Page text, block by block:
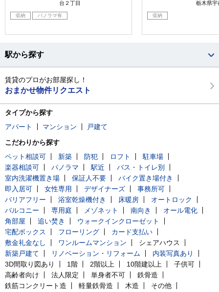
台２丁目
収納 パノラマ有
栃木県宇
収納
駅から探す
賃貸のプロがお部屋探し！
おまかせ物件リクエスト
タイプから探す
アパート
マンション
戸建て
こだわりから探す
ペット相談可
新築 防犯 ロフト
駐車場
楽器相談可
パノラマ 駅近
バス・トイレ別
室内洗濯機置き場
保証人不要
バイク置き場付き
即入居可
女性専用 デザイナーズ
事務所可
バリアフリー
浴室乾燥機付き 床暖房
オートロック
バルコニー
専用庭 メゾネット 南向き
オール電化
角部屋
追い焚き
ウォークインクローゼット
宅配ボックス
フローリング
カード支払い
敷金礼金なし
ワンルームマンション
シェアハウス
新築戸建て
リノベーション・リフォーム
内装写真あり
3D間取り図あり
1階 2階以上 10階建以上
子供可
高齢者向け
法人限定 単身者不可
鉄骨造
鉄筋コンクリート造
軽量鉄骨造 木造
その他